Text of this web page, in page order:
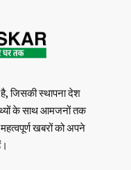
जिसकी स्थापना देश
के साथ आमजनों तक
खबरों को अपने